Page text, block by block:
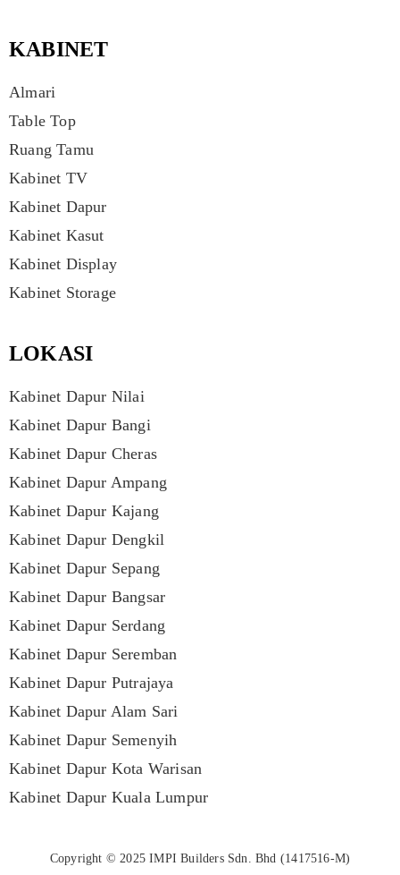
KABINET
Almari
Table Top
Ruang Tamu
Kabinet TV
Kabinet Dapur
Kabinet Kasut
Kabinet Display
Kabinet Storage
LOKASI
Kabinet Dapur Nilai
Kabinet Dapur Bangi
Kabinet Dapur Cheras
Kabinet Dapur Ampang
Kabinet Dapur Kajang
Kabinet Dapur Dengkil
Kabinet Dapur Sepang
Kabinet Dapur Bangsar
Kabinet Dapur Serdang
Kabinet Dapur Seremban
Kabinet Dapur Putrajaya
Kabinet Dapur Alam Sari
Kabinet Dapur Semenyih
Kabinet Dapur Kota Warisan
Kabinet Dapur Kuala Lumpur
Copyright © 2025IMPI Builders Sdn. Bhd (1417516-M)